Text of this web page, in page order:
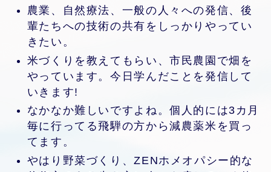
農業、自然療法、一般の人々への発信、後
輩たちへの技術の共有をしっかりやってい
きたい。
米づくりを教えてもらい、市民農園で畑を
やっています。今日学んだことを発信して
いきます!
なかなか難しいですよね。個人的には3カ月
毎に行ってる飛騨の方から減農薬米を買っ
てます。
やはり野菜づくり、ZENホメオパシー的な